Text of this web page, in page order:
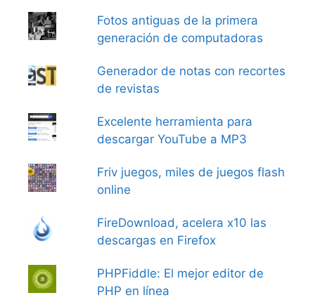
Fotos antiguas de la primera
generación de computadoras
Generador de notas con recortes
de revistas
Excelente herramienta para
descargar YouTube a MP3
Friv juegos, miles de juegos flash
online
FireDownload, acelera x10 las
descargas en Firefox
PHPFiddle: El mejor editor de
PHP en línea